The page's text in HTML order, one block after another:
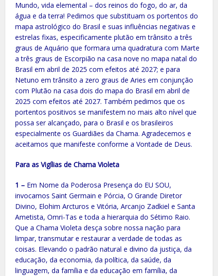
Mundo, vida elemental – dos reinos do fogo, do ar, da
água e da terra! Pedimos que substituam os portentos do
mapa astrológico do Brasil e suas influências negativas e
estrelas fixas, especificamente plutão em trânsito a três
graus de Aquário que formara uma quadratura com Marte
a três graus de Escorpião na casa nove no mapa natal do
Brasil em abril de 2025 com efeitos até 2027; e para
Netuno em trânsito a zero graus de Aries em conjunção
com Plutão na casa dois do mapa do Brasil em abril de
2025 com efeitos até 2027. Também pedimos que os
portentos positivos se manifestem no mais alto nível que
possa ser alcançado, para o Brasil e os brasileiros
especialmente os Guardiães da Chama. Agradecemos e
aceitamos que manifeste conforme a Vontade de Deus.
Para as Vigílias de Chama Violeta
1 – Em Nome da Poderosa Presença do EU SOU,
invocamos Saint Germain e Pórcia, O Grande Diretor
Divino, Elohim Arcturos e Vitória, Arcanjo Zadkiel e Santa
Ametista, Omri-Tas e toda a hierarquia do Sétimo Raio.
Que a Chama Violeta desça sobre nossa nação para
limpar, transmutar e restaurar a verdade de todas as
coisas. Elevando o padrão natural e divino da justiça, da
educação, da economia, da política, da saúde, da
linguagem, da família e da educação em família, da